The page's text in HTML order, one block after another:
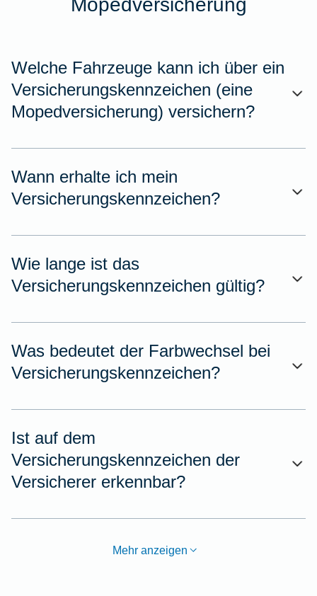
Welche Fahrzeuge kann ich über ein
Versicherungskennzeichen (eine
Mopedversicherung) versichern?
Wann erhalte ich mein
Versicherungskennzeichen?
Wie lange ist das
Versicherungskennzeichen gültig?
Was bedeutet der Farbwechsel bei
Versicherungskennzeichen?
Ist auf dem
Versicherungskennzeichen der
Versicherer erkennbar?
Mehr anzeigen